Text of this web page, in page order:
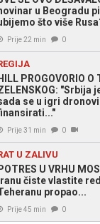
u Beogradu
što više
Prije 22 min 0
PROGOVORIO O
"Srbija
se u igri
Prije 31 min 0
U ZALIVU
U VRHU
čiste vlastite
propao...
Prije 45 min 0